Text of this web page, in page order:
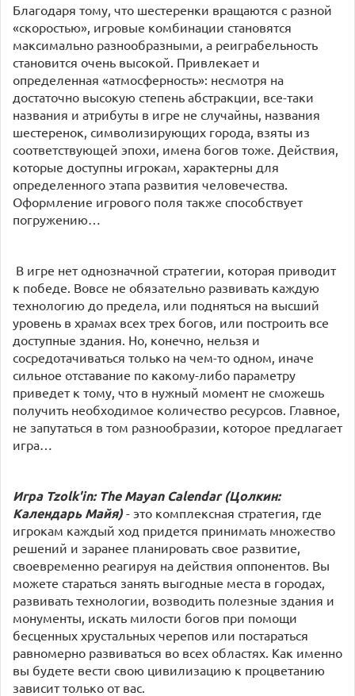
Благодаря тому, что шестеренки вращаются с разной
«скоростью», игровые комбинации становятся
максимально разнообразными, а реиграбельность
становится очень высокой. Привлекает и
определенная «атмосферность»: несмотря на
достаточно высокую степень абстракции, все-таки
названия и атрибуты в игре не случайны, названия
шестеренок, символизирующих города, взяты из
соответствующей эпохи, имена богов тоже. Действия,
которые доступны игрокам, характерны для
определенного этапа развития человечества.
Оформление игрового поля также способствует
погружению…
В игре нет однозначной стратегии, которая приводит
к победе. Вовсе не обязательно развивать каждую
технологию до предела, или подняться на высший
уровень в храмах всех трех богов, или построить все
доступные здания. Но, конечно, нельзя и
сосредотачиваться только на чем-то одном, иначе
сильное отставание по какому-либо параметру
приведет к тому, что в нужный момент не сможешь
получить необходимое количество ресурсов. Главное,
не запутаться в том разнообразии, которое предлагает
игра…
Игра Tzolk'in: The Mayan Calendar (Цолкин:
Календарь Майя)- это комплексная стратегия, где
игрокам каждый ход придется принимать множество
решений и заранее планировать свое развитие,
своевременно реагируя на действия оппонентов. Вы
можете стараться занять выгодные места в городах,
развивать технологии, возводить полезные здания и
монументы, искать милости богов при помощи
бесценных хрустальных черепов или постараться
равномерно развиваться во всех областях. Как именно
вы будете вести свою цивилизацию к процветанию
зависит только от вас.